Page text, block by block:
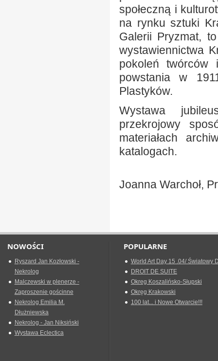
społeczną i
na rynku sztuki
Galerii Pryzmat,
wystawiennictwa
pokoleń
powstania w
Plastyków.
Wystawa
przekrojowy
materiałach
katalogach.
Joanna Warchoł,
NOWOŚCI
Ryszard Jan Kozłowski -
Nekrolog
Malczewski w plenerze -
Zaproszenie gościnne
Nekrolog Emilia M.
Dłużniewska
Nekrolog - Jan Niksiński
Wystawa Eclectica
POPULARNE
World Art Day 15 .04/ Światowy
DROIT DE SUITE
Okreg Koszalińsko-Słupski
Okręg Krakowski
100 lat... i Nowe Otwarcie!!!